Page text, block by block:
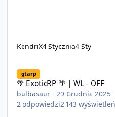
KendriX4 Stycznia4 Sty
gtarp
🌴 ExoticRP 🌴 | WL - OFF
bulbasaur ·29 Grudnia 2025
2 odpowiedzi2 143 wyświetleń